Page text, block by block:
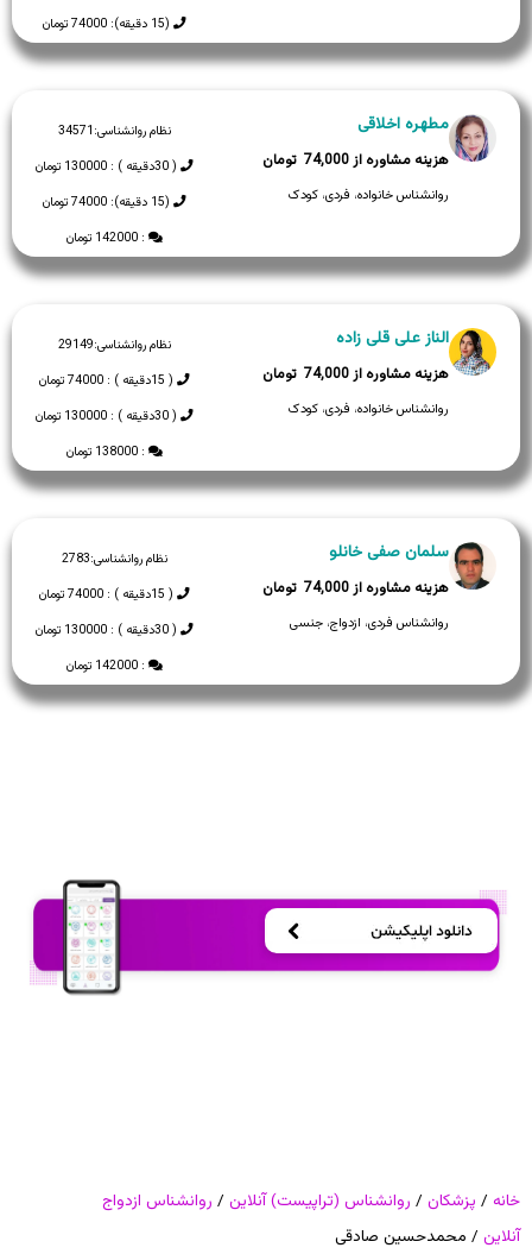
(15 دقیقه): 74000 تومان
نظام روانشناسی:34571
( 30دقیقه ) : 130000 تومان
(15 دقیقه): 74000 تومان
: 142000 تومان
مطهره اخلاقی
74,000
روانشناس خانواده، فردی، کودک
نظام روانشناسی:29149
( 15دقیقه ) : 74000 تومان
( 30دقیقه ) : 130000 تومان
: 138000 تومان
الناز علی قلی زاده
74,000
روانشناس خانواده، فردی، کودک
نظام روانشناسی:2783
( 15دقیقه ) : 74000 تومان
( 30دقیقه ) : 130000 تومان
: 142000 تومان
سلمان صفی خانلو
74,000
روانشناس فردی، ازدواج، جنسی
خانه / پزشکان / روانشناس (تراپیست) آنلاین / روانشناس ازدواج
آنلاین / محمدحسین صادقی